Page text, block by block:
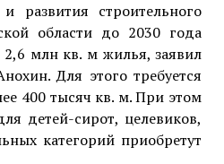
развития строительного
области до 2030 года
млн кв. м жилья, заявил
Для этого требуется
400 тысяч кв. м. При этом
детей-сирот, целевиков,
категорий приобретут